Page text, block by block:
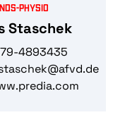
Physio
Staschek
4893435